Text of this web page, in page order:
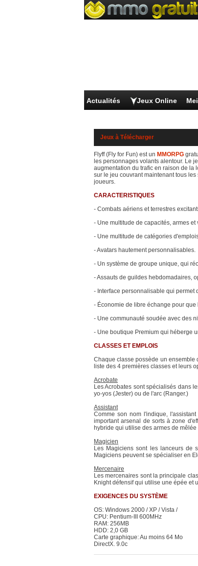
Actualités Jeux Online
Profil de Flyff
Jeux à Télécharger
Flyff (Fly for Fun) est un MMORPG
les personnages volants alentour. Le
augmentation du trafic en raison de la
sur le jeu couvrant maintenant tous
joueurs.
CARACTERISTIQUES
- Combats aériens et terrestres
- Une multitude de capacités, armes
- Une multitude de catégories
- Avatars hautement personnalisables.
- Un système de groupe unique, qui
- Assauts de guildes hebdomadaires,
- Interface personnalisable qui permet
- Économie de libre échange pour
- Une communauté soudée avec des
- Une boutique Premium qui héberge
CLASSES ET EMPLOIS
Chaque classe possède un ensemble
liste des 4 premières classes et leurs
Acrobate
Les Acrobates sont spécialisés dans
yo-yos (Jester) ou de l'arc (Ranger.)
Assistant
Comme son nom l'indique,
important arsenal de sorts à zone
hybride qui utilise des armes de
Magicien
Les Magiciens sont les lanceurs de
Magiciens peuvent se spécialiser en
Mercenaire
Les mercenaires sont la principale
Knight défensif qui utilise une épée et
EXIGENCES DU SYSTÈME
OS: Windows 2000 / XP / Vista /
CPU: Pentium-III 600MHz
RAM: 256MB
HDD: 2,0 GB
Carte graphique: Au moins 64 Mo
DirectX. 9.0c